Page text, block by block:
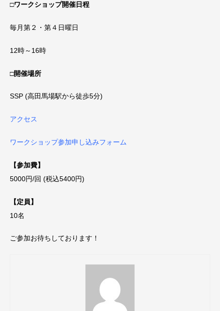
□ワークショップ開催日程
毎月第２・第４日曜日
12時～16時
□開催場所
SSP (高田馬場駅から徒歩5分)
アクセス
ワークショップ参加申し込みフォーム
【参加費】
5000円/回 (税込5400円)
【定員】
10名
ご参加お待ちしております！